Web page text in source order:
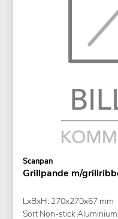
Scanpan
Grillpande m/
LxBxH: 270x270x67 mm
Sort Non-stick Aluminium